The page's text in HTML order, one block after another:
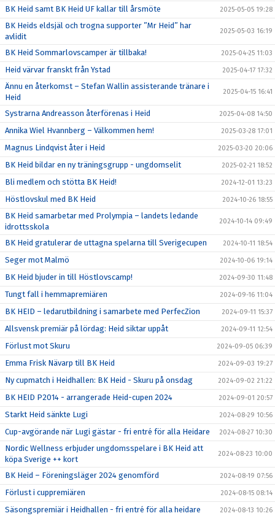
BK Heid samt BK Heid UF kallar till årsmöte 2025-05-05 19:28
BK Heids eldsjäl och trogna supporter ”Mr Heid” har
avlidit
2025-05-03 16:19
BK Heid Sommarlovscamper är tillbaka! 2025-04-25 11:03
Heid värvar franskt från Ystad 2025-04-17 17:32
Ännu en återkomst – Stefan Wallin assisterande tränare i
Heid
2025-04-15 16:41
Systrarna Andreasson återförenas i Heid 2025-04-08 14:50
Annika Wiel Hvannberg – Välkommen hem! 2025-03-28 17:01
Magnus Lindqvist åter i Heid 2025-03-20 20:06
BK Heid bildar en ny träningsgrupp - ungdomselit 2025-02-21 18:52
Bli medlem och stötta BK Heid! 2024-12-01 13:23
Höstlovskul med BK Heid 2024-10-26 18:55
BK Heid samarbetar med Prolympia – landets ledande
idrottsskola
2024-10-14 09:49
BK Heid gratulerar de uttagna spelarna till Sverigecupen 2024-10-11 18:54
Seger mot Malmö 2024-10-06 19:14
BK Heid bjuder in till Höstlovscamp! 2024-09-30 11:48
Tungt fall i hemmapremiären 2024-09-16 11:04
BK HEID – ledarutbildning i samarbete med PerfecZion 2024-09-11 15:37
Allsvensk premiär på lördag: Heid siktar uppåt 2024-09-11 12:54
Förlust mot Skuru 2024-09-05 06:39
Emma Frisk Nävarp till BK Heid 2024-09-03 19:27
Ny cupmatch i Heidhallen: BK Heid - Skuru på onsdag 2024-09-02 21:22
BK HEID P2014 - arrangerade Heid-cupen 2024 2024-09-01 20:57
Starkt Heid sänkte Lugi 2024-08-29 10:56
Cup-avgörande när Lugi gästar - fri entré för alla Heidare 2024-08-27 10:30
Nordic Wellness erbjuder ungdomsspelare i BK Heid att
köpa Sverige ++ kort
2024-08-23 10:00
BK Heid – Föreningsläger 2024 genomförd 2024-08-19 07:56
Förlust i cuppremiären 2024-08-15 08:14
Säsongspremiär i Heidhallen - fri entré för alla heidare 2024-08-13 10:26